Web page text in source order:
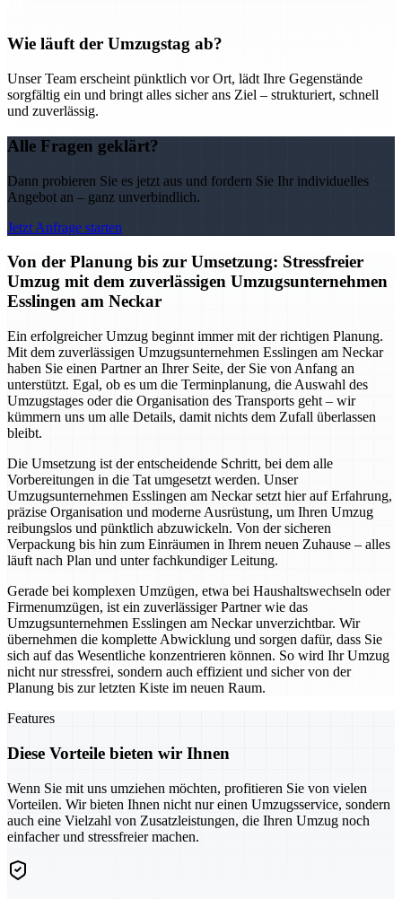
Wie läuft der Umzugstag ab?
Unser Team erscheint pünktlich vor Ort, lädt Ihre Gegenstände
sorgfältig ein und bringt alles sicher ans Ziel – strukturiert, schnell
und zuverlässig.
Alle Fragen geklärt?
Dann probieren Sie es jetzt aus und fordern Sie Ihr individuelles
Angebot an – ganz unverbindlich.
Jetzt Anfrage starten
Von der Planung bis zur Umsetzung: Stressfreier
Umzug mit dem zuverlässigen Umzugsunternehmen
Esslingen am Neckar
Ein erfolgreicher Umzug beginnt immer mit der richtigen Planung.
Mit dem zuverlässigen Umzugsunternehmen Esslingen am Neckar
haben Sie einen Partner an Ihrer Seite, der Sie von Anfang an
unterstützt. Egal, ob es um die Terminplanung, die Auswahl des
Umzugstages oder die Organisation des Transports geht – wir
kümmern uns um alle Details, damit nichts dem Zufall überlassen
bleibt.
Die Umsetzung ist der entscheidende Schritt, bei dem alle
Vorbereitungen in die Tat umgesetzt werden. Unser
Umzugsunternehmen Esslingen am Neckar setzt hier auf Erfahrung,
präzise Organisation und moderne Ausrüstung, um Ihren Umzug
reibungslos und pünktlich abzuwickeln. Von der sicheren
Verpackung bis hin zum Einräumen in Ihrem neuen Zuhause – alles
läuft nach Plan und unter fachkundiger Leitung.
Gerade bei komplexen Umzügen, etwa bei Haushaltswechseln oder
Firmenumzügen, ist ein zuverlässiger Partner wie das
Umzugsunternehmen Esslingen am Neckar unverzichtbar. Wir
übernehmen die komplette Abwicklung und sorgen dafür, dass Sie
sich auf das Wesentliche konzentrieren können. So wird Ihr Umzug
nicht nur stressfrei, sondern auch effizient und sicher von der
Planung bis zur letzten Kiste im neuen Raum.
Features
Diese Vorteile bieten wir Ihnen
Wenn Sie mit uns umziehen möchten, profitieren Sie von vielen
Vorteilen. Wir bieten Ihnen nicht nur einen Umzugsservice, sondern
auch eine Vielzahl von Zusatzleistungen, die Ihren Umzug noch
einfacher und stressfreier machen.